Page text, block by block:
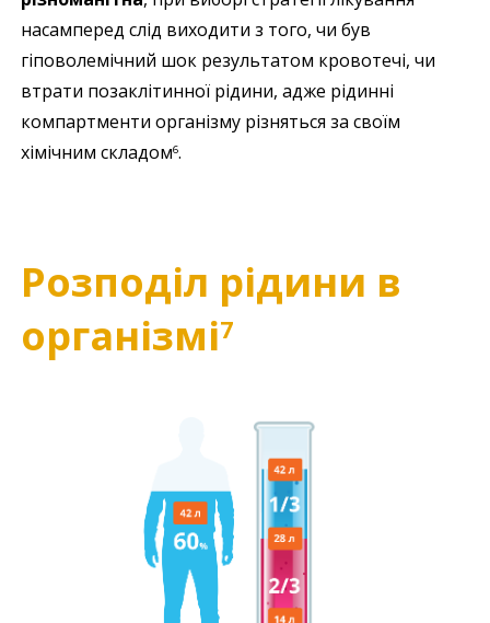
насамперед слід виходити з того, чи був
гіповолемічний шок результатом кровотечі, чи
втрати позаклітинної рідини, адже рідинні
компартменти організму різняться за своїм
хімічним складом6.
Розподіл рідини в
організмі7